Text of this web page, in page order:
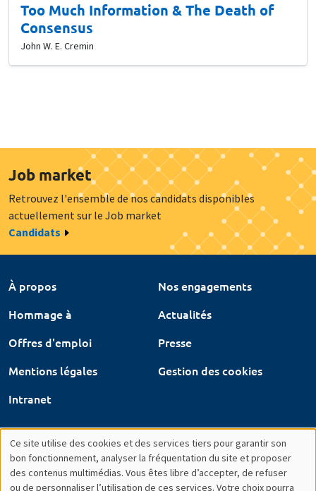
Too Much Information & The Death of
Consensus
John W. E. Cremin
Job market
Retrouvez l'ensemble de nos candidats disponibles
actuellement sur le Job market
Candidats
À propos
Nos engagements
Hommage à
Actualités
Offres d'emploi
Presse
Mentions légales
Gestion des cookies
Intranet
Utilisation
Ce site utilise des cookies et des services tiers pour garantir son
bon fonctionnement, analyser la fréquentation du site et proposer
des contenus multimédias. Vous êtes libre d’accepter, de refuser
ou de personnaliser l’utilisation de ces services. Votre choix pourra